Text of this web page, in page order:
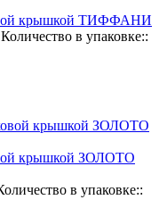
крышкой ТИФФАНИ
Количество в упаковке::
крышкой ЗОЛОТО
в упаковке::